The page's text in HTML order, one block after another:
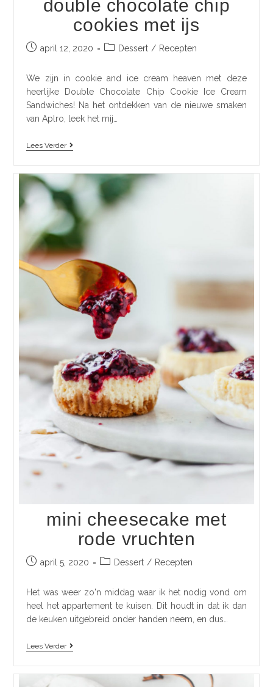
double chocolate chip
cookies met ijs
april 12, 2020 Dessert / Recepten
We zijn in cookie and ice cream heaven met deze
heerlijke Double Chocolate Chip Cookie Ice Cream
Sandwiches! Na het ontdekken van de nieuwe smaken
van Aplro, leek het mij…
Lees Verder
mini cheesecake met
rode vruchten
april 5, 2020 Dessert / Recepten
Het was weer zo'n middag waar ik het nodig vond om
heel het appartement te kuisen. Dit houdt in dat ik dan
de keuken uitgebreid onder handen neem, en dus…
Lees Verder